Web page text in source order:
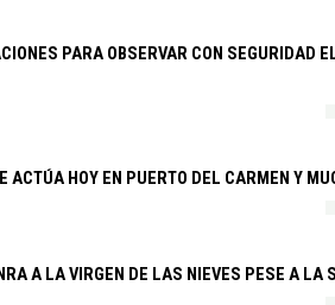
PARA OBSERVAR CON SEGURIDAD
ACTÚA HOY EN PUERTO DEL CARMEN Y
A LA VIRGEN DE LAS NIEVES PESE A LA